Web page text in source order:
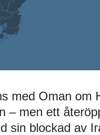
med Oman om
– men ett
sin blockad av